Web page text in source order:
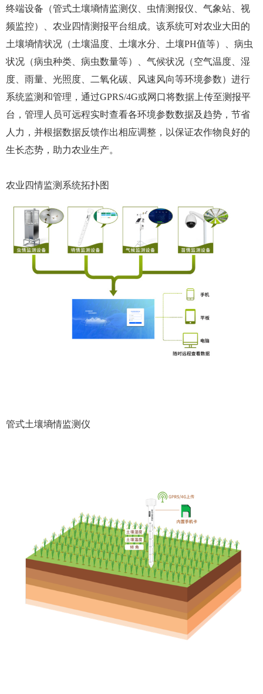
终端设备（管式土壤墒情监测仪、虫情测报仪、气象站、视
频监控）、农业四情测报平台组成。该系统可对农业大田的
土壤墒情状况（土壤温度、土壤水分、土壤PH值等）、病虫
状况（病虫种类、病虫数量等）、气候状况（空气温度、湿
度、雨量、光照度、二氧化碳、风速风向等环境参数）进行
系统监测和管理，通过GPRS/4G或网口将数据上传至测报平
台，管理人员可远程实时查看各环境参数数据及趋势，节省
人力，并根据数据反馈作出相应调整，以保证农作物良好的
生长态势，助力农业生产。
农业四情监测系统拓扑图
管式土壤墒情监测仪